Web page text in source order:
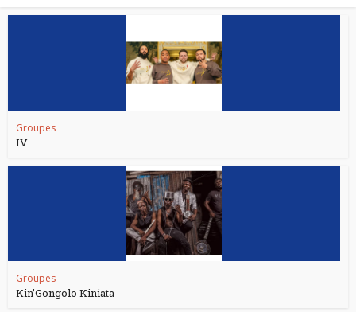
Groupes
IV
Groupes
Kin’Gongolo Kiniata